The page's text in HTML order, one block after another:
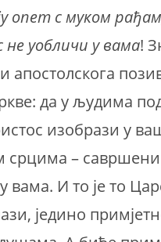
опет с муком
не уобличи у вама!
апостолскога
да у људима
изобрази у
срцима –
вама. И то је то
једино